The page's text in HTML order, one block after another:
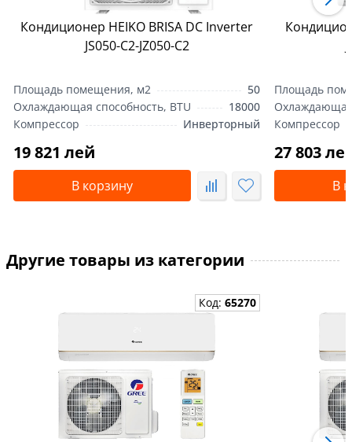
Кондиционер HEIKO BRISA DC Inverter
JS050-С2-JZ050-С2
Площадь помещения, м2
50
Охлаждающая способность, BTU
18000
Компрессор
Инверторный
19 821 лей
В корзину
Площадь
Охлаждающая
Компрессор
27 803
В
Другие товары из категории
Код:65270